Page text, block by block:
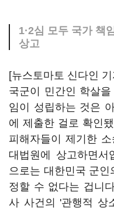
1·2심 모두 국가 책
상고
[뉴스토마토 신다인
국군이 민간인 학살
임이 성립하는 것은
에 제출한 걸로 확인
피해자들이 제기한
대법원에 상고하면
으로는 대한민국 군인
정할 수 없다는 겁니
사 사건의 '관행적 상